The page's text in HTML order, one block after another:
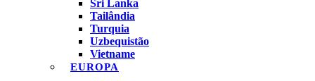
Sri Lanka
Tailândia
Turquia
Uzbequistão
Vietname
EUROPA